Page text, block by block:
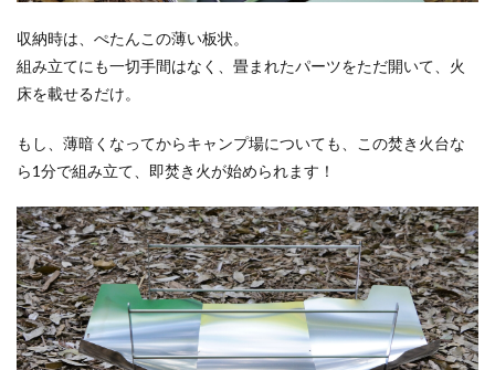
収納時は、ぺたんこの薄い板状。
組み立てにも一切手間はなく、畳まれたパーツをただ開いて、火
床を載せるだけ。
もし、薄暗くなってからキャンプ場についても、この焚き火台な
ら1分で組み立て、即焚き火が始められます！